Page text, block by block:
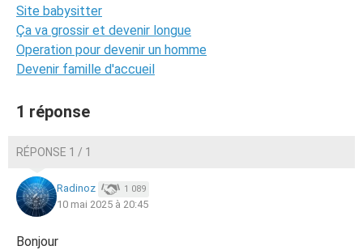
Site babysitter
Ça va grossir et devenir longue
Operation pour devenir un homme
Devenir famille d'accueil
1 réponse
RÉPONSE 1 / 1
Radinoz 1 089
10 mai 2025 à 20:45
Bonjour